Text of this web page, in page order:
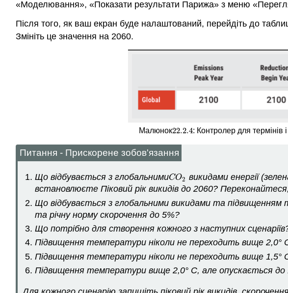
«Моделювання», «Показати результати Парижа» з меню
Після того, як ваш екран буде налаштований, перейдіть до
Змініть це значення на 2060.
Малюнок22.2.4
22.2.4: Контролер для термінів
Питання - Прискорене зобов'язання
Що відбувається з глобальнимиCO2
CO2 викидами енергії
встановлюєте Піковий рік викидів до 2060?
Що відбувається з глобальними викидами та
та річну норму скорочення до 5%?
Що потрібно для створення кожного з наступних
Підвищення температури ніколи не переходить вище 2,0°
Підвищення температури ніколи не переходить вище 1,5°
Підвищення температури вище 2,0° C, але опускається до